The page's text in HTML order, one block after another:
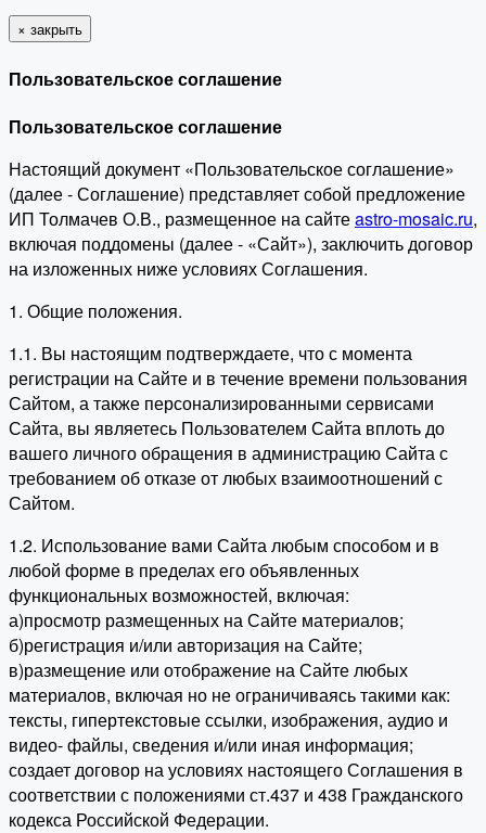
× закрыть
Пользовательское соглашение
Пользовательское соглашение
Настоящий документ «Пользовательское соглашение»
(далее - Соглашение) представляет собой предложение
ИП Толмачев О.В., размещенное на сайтеastro-mosaic.ru,
включая поддомены (далее - «Сайт»), заключить договор
на изложенных ниже условиях Соглашения.
1. Общие положения.
1.1. Вы настоящим подтверждаете, что с момента
регистрации на Сайте и в течение времени пользования
Сайтом, а также персонализированными сервисами
Сайта, вы являетесь Пользователем Сайта вплоть до
вашего личного обращения в администрацию Сайта с
требованием об отказе от любых взаимоотношений с
Сайтом.
1.2. Использование вами Сайта любым способом и в
любой форме в пределах его объявленных
функциональных возможностей, включая:
а)просмотр размещенных на Сайте материалов;
б)регистрация и/или авторизация на Сайте;
в)размещение или отображение на Сайте любых
материалов, включая но не ограничиваясь такими как:
тексты, гипертекстовые ссылки, изображения, аудио и
видео- файлы, сведения и/или иная информация;
создает договор на условиях настоящего Соглашения в
соответствии с положениями ст.437 и 438 Гражданского
кодекса Российской Федерации.